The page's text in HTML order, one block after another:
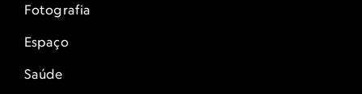
Fotografia
Espaço
Saúde